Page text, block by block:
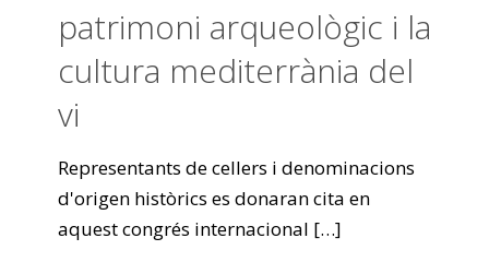
patrimoni arqueològic i la
cultura mediterrània del
vi
Representants de cellers i denominacions
d'origen històrics es donaran cita en
aquest congrés internacional […]